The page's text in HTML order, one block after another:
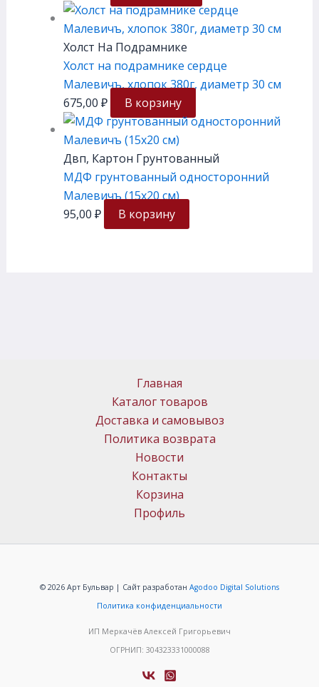
Холст На Подрамнике
Холст на подрамнике сердце
Малевичъ, хлопок 380г, диаметр 30 см
675,00 ₽ В корзину
Двп, Картон Грунтованный
МДФ грунтованный односторонний
Малевичъ (15х20 см)
95,00 ₽ В корзину
Главная
Каталог товаров
Доставка и самовывоз
Политика возврата
Новости
Контакты
Корзина
Профиль
© 2026 Арт Бульвар | Сайт разработан Agodoo Digital Solutions
Политика конфиденциальности
ИП Меркачёв Алексей Григорьевич
ОГРНИП: 304323331000088